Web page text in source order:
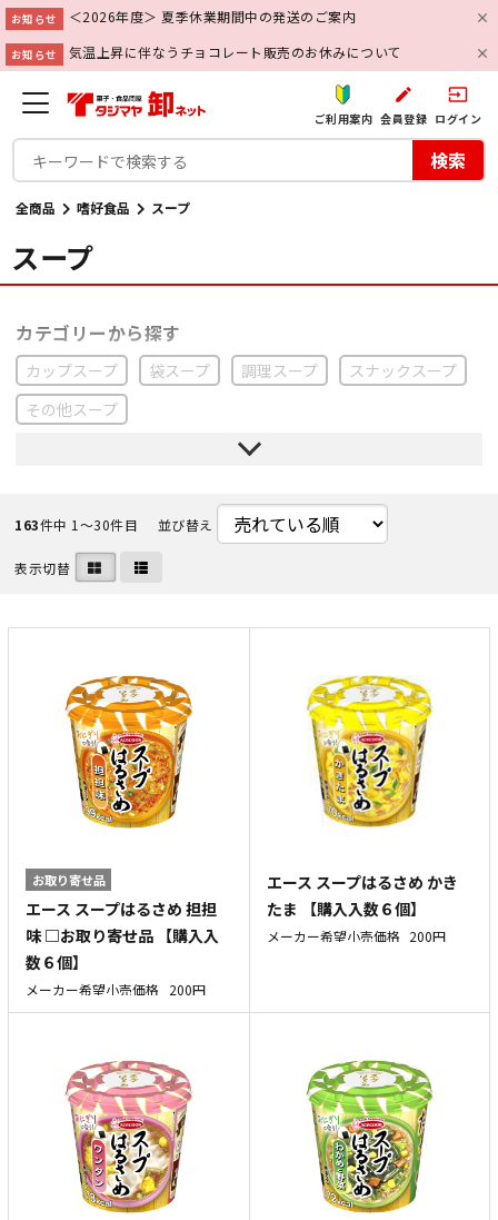
お知らせ ＜2026年度＞ 夏季休業期間中の発送のご案内
お知らせ 気温上昇に伴なうチョコレート販売のお休みについて
ご利用案内
create
会員登録
input
ログイン
検索
全商品 嗜好食品 スープ
スープ
カップスープ 袋スープ 調理スープ
スナックスープ
その他スープ
163件中 1〜30件目 並び替え
表示切替
お取り寄せ品
エース スープはるさめ 担担
味 □お取り寄せ品 【購入入
数６個】
メーカー希望小売価格 200円
エース スープはるさめ かき
たま 【購入入数６個】
メーカー希望小売価格 200円